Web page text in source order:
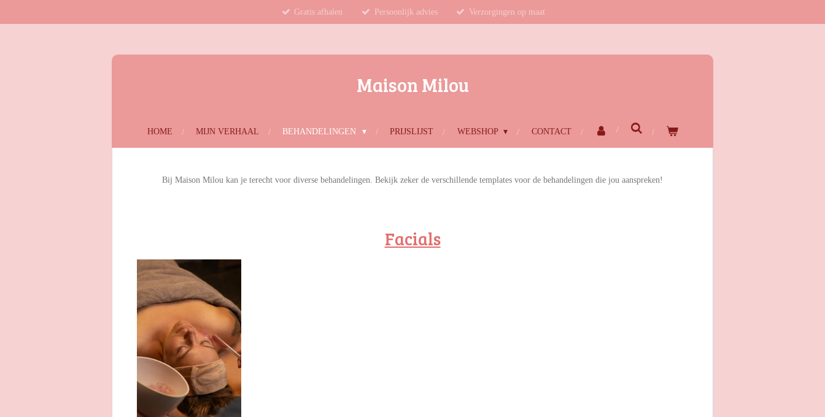
Gratis afhalen Persoonlijk advies Verzorgingen op maat
Maison Milou
HOME MIJN VERHAAL BEHANDELINGEN PRIJSLIJST WEBSHOP CONTACT
Bij Maison Milou kan je terecht voor diverse behandelingen. Bekijk zeker de verschillende templates voor de behandelingen die jou aanspreken!
Facials